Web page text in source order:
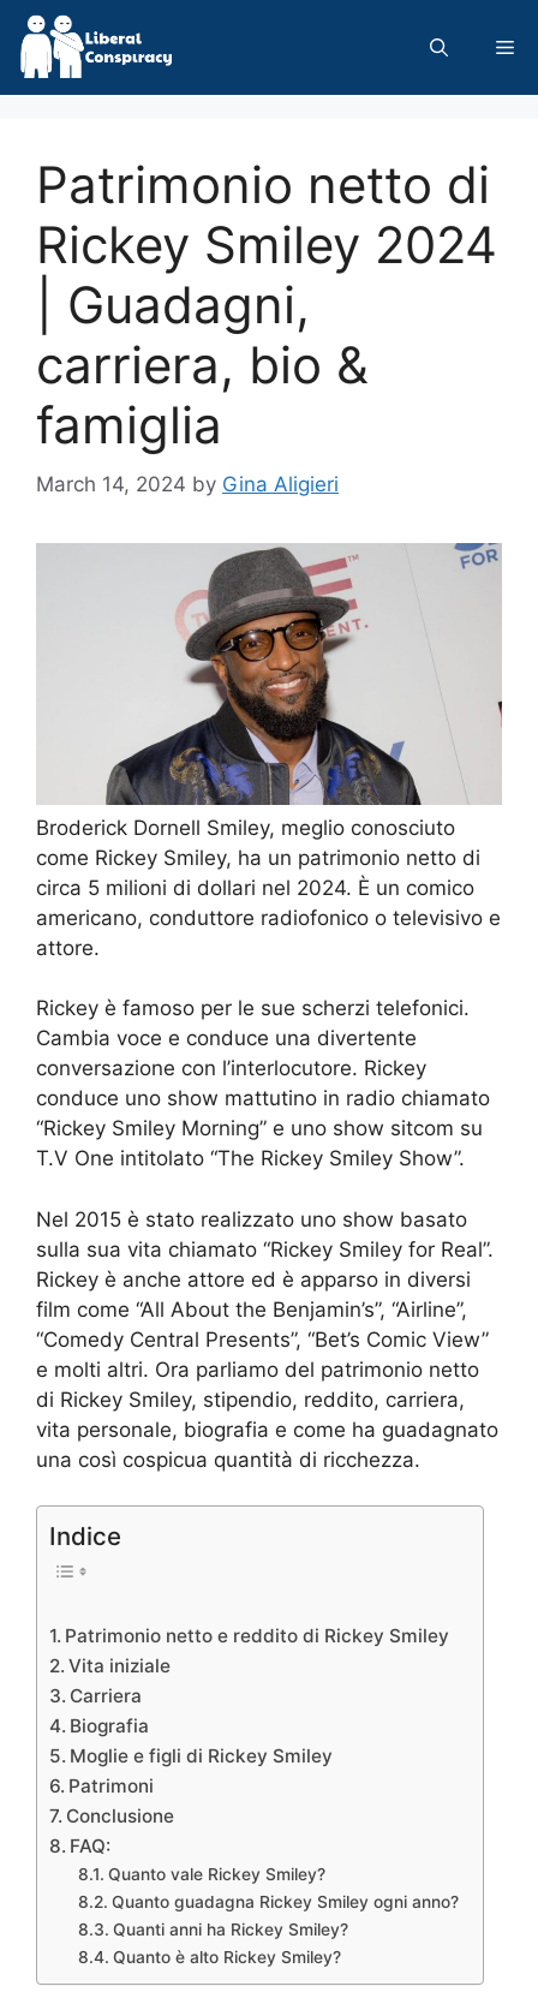
Skip
content
Patrimonio netto di
Rickey Smiley 2024
| Guadagni,
carriera, bio &
famiglia
March 14, 2024 by Gina Aligieri
Broderick Dornell Smiley, meglio conosciuto
come Rickey Smiley, ha un patrimonio netto di
circa 5 milioni di dollari nel 2024. È un comico
americano, conduttore radiofonico o televisivo e
attore.
Rickey è famoso per le sue scherzi telefonici.
Cambia voce e conduce una divertente
conversazione con l’interlocutore. Rickey
conduce uno show mattutino in radio chiamato
“Rickey Smiley Morning” e uno show sitcom su
T.V One intitolato “The Rickey Smiley Show”.
Nel 2015 è stato realizzato uno show basato
sulla sua vita chiamato “Rickey Smiley for Real”.
Rickey è anche attore ed è apparso in diversi
film come “All About the Benjamin’s”, “Airline”,
“Comedy Central Presents”, “Bet’s Comic View”
e molti altri. Ora parliamo del patrimonio netto
di Rickey Smiley, stipendio, reddito, carriera,
vita personale, biografia e come ha guadagnato
una così cospicua quantità di ricchezza.
Indice
Patrimonio netto e reddito di Rickey Smiley
Vita iniziale
Carriera
Biografia
Moglie e figli di Rickey Smiley
Patrimoni
Conclusione
FAQ:
Quanto vale Rickey Smiley?
Quanto guadagna Rickey Smiley ogni anno?
Quanti anni ha Rickey Smiley?
Quanto è alto Rickey Smiley?